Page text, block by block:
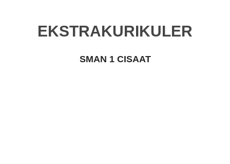
EKSTRAKURIKULER
SMAN 1 CISAAT